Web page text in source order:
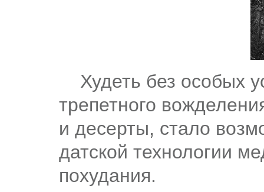
Худеть без особых
трепетного
и десерты, стало
датской технологии
похудания.